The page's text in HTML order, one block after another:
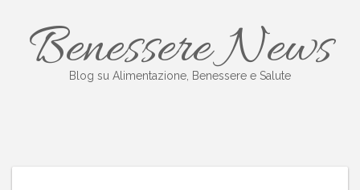
contenutoBenessere News
Blog su Alimentazione, Benessere e Salute